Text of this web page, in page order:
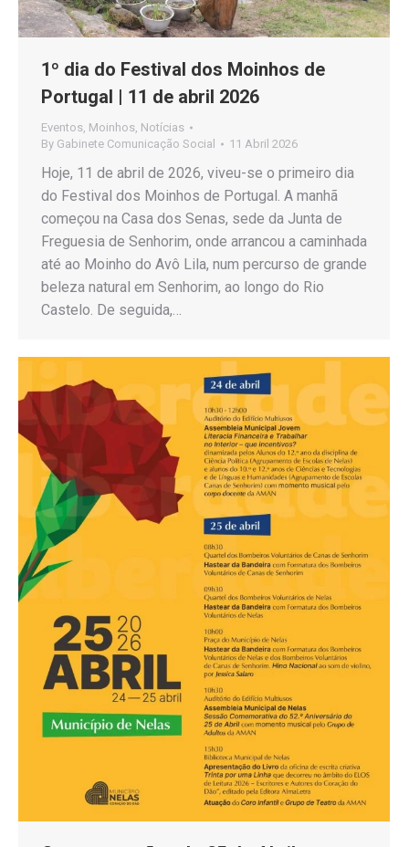
1º dia do Festival dos Moinhos de
Portugal | 11 de abril 2026
Eventos Moinhos Notícias
By Gabinete Comunicação Social 11 Abril 2026
Hoje, 11 de abril de 2026, viveu-se o primeiro dia
do Festival dos Moinhos de Portugal. A manhã
começou na Casa dos Senas, sede da Junta de
Freguesia de Senhorim, onde arrancou a caminhada
até ao Moinho do Avô Lila, num percurso de grande
beleza natural em Senhorim, ao longo do Rio
Castelo. De seguida,…